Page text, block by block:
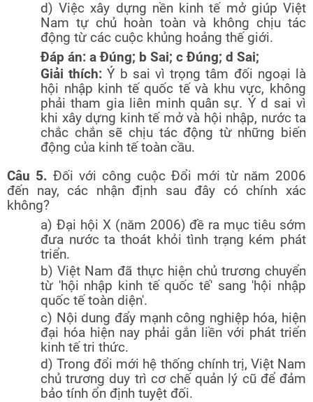
d) Việc xây dựng nền kinh tế mở giúp Việt
Nam tự chủ hoàn toàn và không chịu tác
động từ các cuộc khủng hoảng thế giới.
Đáp án: a Đúng; b Sai; c Đúng; d Sai;
Giải thích:Ý b sai vì trọng tâm đối ngoại là
hội nhập kinh tế quốc tế và khu vực, không
phải tham gia liên minh quân sự. Ý d sai vì
khi xây dựng kinh tế mở và hội nhập, nước ta
chắc chắn sẽ chịu tác động từ những biến
động của kinh tế toàn cầu.
Câu 5. Đối với công cuộc Đổi mới từ năm 2006
đến nay, các nhận định sau đây có chính xác
không?
a) Đại hội X (năm 2006) đề ra mục tiêu sớm
đưa nước ta thoát khỏi tình trạng kém phát
triển.
b) Việt Nam đã thực hiện chủ trương chuyển
từ 'hội nhập kinh tế quốc tế' sang 'hội nhập
quốc tế toàn diện'.
c) Nội dung đẩy mạnh công nghiệp hóa, hiện
đại hóa hiện nay phải gắn liền với phát triển
kinh tế tri thức.
d) Trong đổi mới hệ thống chính trị, Việt Nam
chủ trương duy trì cơ chế quản lý cũ để đảm
bảo tính ổn định tuyệt đối.